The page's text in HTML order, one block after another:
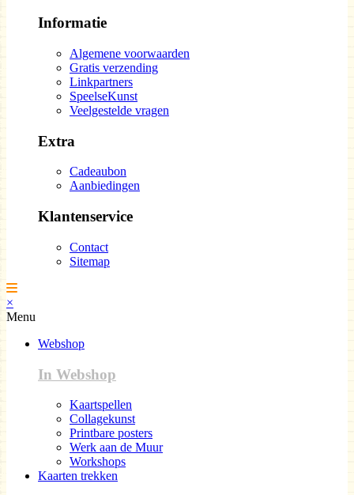
Informatie
Algemene voorwaarden
Gratis verzending
Linkpartners
SpeelseKunst
Veelgestelde vragen
Extra
Cadeaubon
Aanbiedingen
Klantenservice
Contact
Sitemap
×
Menu
Webshop
In Webshop
Kaartspellen
Collagekunst
Printbare posters
Werk aan de Muur
Workshops
Kaarten trekken